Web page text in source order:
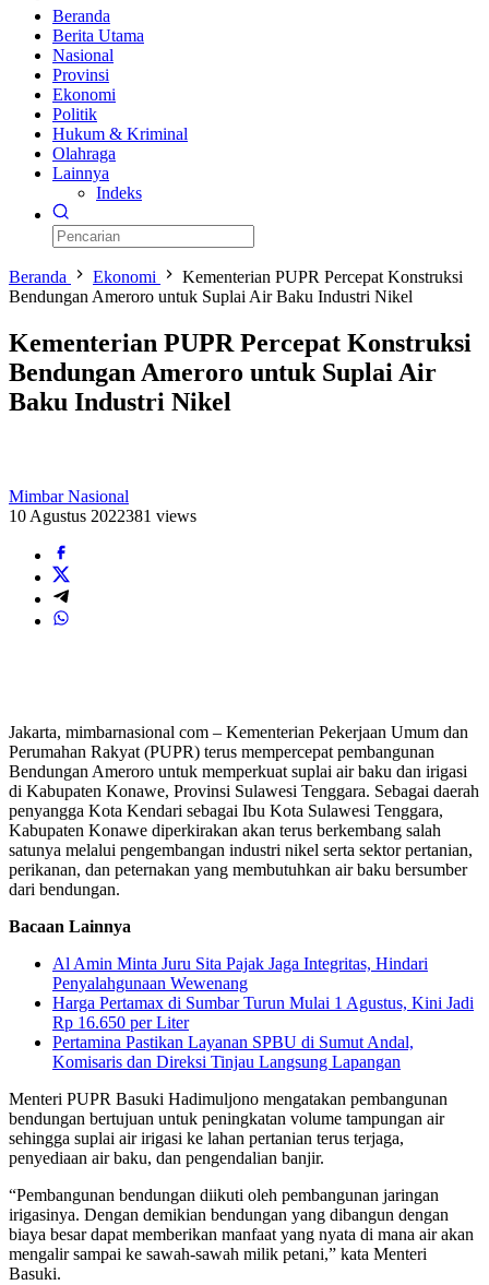
Beranda
Berita Utama
Nasional
Provinsi
Ekonomi
Politik
Hukum & Kriminal
Olahraga
Lainnya
Indeks
Beranda Ekonomi
Kementerian PUPR Percepat Konstruksi
Bendungan Ameroro untuk Suplai Air Baku Industri Nikel
Kementerian PUPR Percepat Konstruksi
Bendungan Ameroro untuk Suplai Air
Baku Industri Nikel
Mimbar Nasional
10 Agustus 2022381 views
Jakarta, mimbarnasional com – Kementerian Pekerjaan Umum dan
Perumahan Rakyat (PUPR) terus mempercepat pembangunan
Bendungan Ameroro untuk memperkuat suplai air baku dan irigasi
di Kabupaten Konawe, Provinsi Sulawesi Tenggara. Sebagai daerah
penyangga Kota Kendari sebagai Ibu Kota Sulawesi Tenggara,
Kabupaten Konawe diperkirakan akan terus berkembang salah
satunya melalui pengembangan industri nikel serta sektor pertanian,
perikanan, dan peternakan yang membutuhkan air baku bersumber
dari bendungan.
Bacaan Lainnya
Al Amin Minta Juru Sita Pajak Jaga Integritas, Hindari
Penyalahgunaan Wewenang
Harga Pertamax di Sumbar Turun Mulai 1 Agustus, Kini Jadi
Rp 16.650 per Liter
Pertamina Pastikan Layanan SPBU di Sumut Andal,
Komisaris dan Direksi Tinjau Langsung Lapangan
Menteri PUPR Basuki Hadimuljono mengatakan pembangunan
bendungan bertujuan untuk peningkatan volume tampungan air
sehingga suplai air irigasi ke lahan pertanian terus terjaga,
penyediaan air baku, dan pengendalian banjir.
“Pembangunan bendungan diikuti oleh pembangunan jaringan
irigasinya. Dengan demikian bendungan yang dibangun dengan
biaya besar dapat memberikan manfaat yang nyata di mana air akan
mengalir sampai ke sawah-sawah milik petani,” kata Menteri
Basuki.